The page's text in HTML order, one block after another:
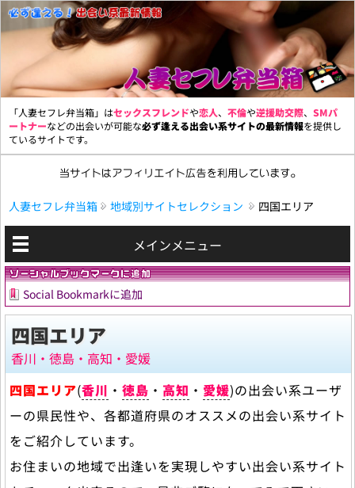
「人妻セフレ弁当箱」はセックスフレンドや恋人、 不倫や逆援助交際、 SMパ
ートナーなどの出会いが可能な必ず逢える出会い系サイトの最新情報を提供し
ているサイトです。
人妻セフレ弁当箱 地域別サイトセレクション 四国エリア
メインメニュー
Social Bookmarkに追加
四国エリア
香川・徳島・高知・愛媛
四国エリア(香川 ・ 徳島 ・ 高知 ・ 愛媛)の出会い系ユーザ
ーの県民性や、各都道府県のオススメの出会い系サイト
をご紹介しています。
お住まいの地域で出逢いを実現しやすい出会い系サイト